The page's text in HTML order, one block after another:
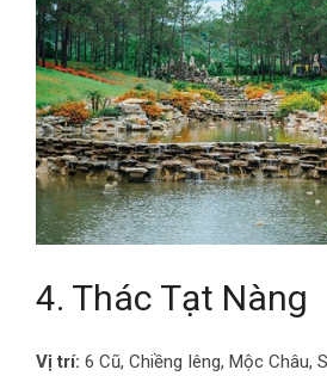
4. Thác Tạt Nàng
Vị trí: 6 Cũ, Chiềng Iêng, Mộc Châu,